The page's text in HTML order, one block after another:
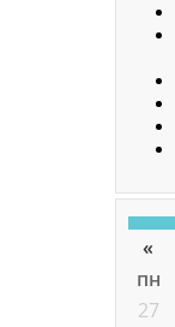
«
пн
27